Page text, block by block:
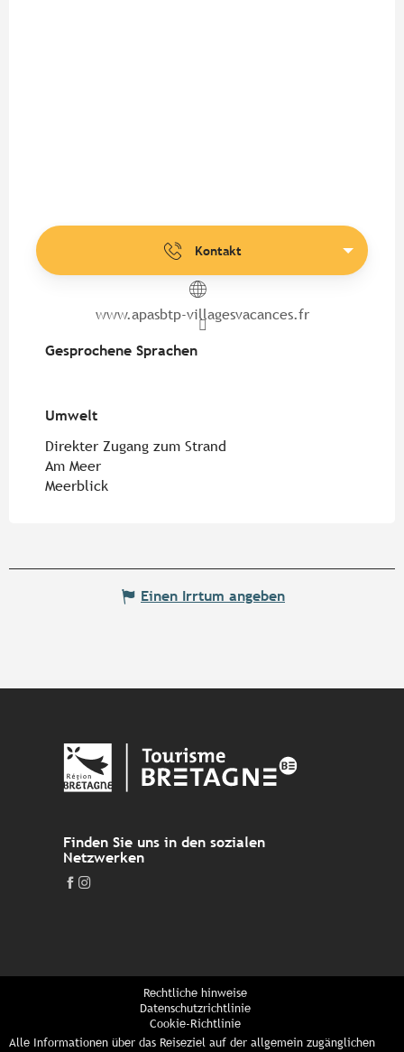
Kontakt
www.apasbtp-villagesvacances.fr
Gesprochene Sprachen
Gesprochene Sprachen
Umwelt
Umwelt
Direkter Zugang zum Strand
Am Meer
Meerblick
Einen Irrtum angeben
Finden Sie uns in den sozialen
Netzwerken
Rechtliche hinweise
Datenschutzrichtlinie
Cookie-Richtlinie
Alle Informationen über das Reiseziel auf der allgemein zugänglichen